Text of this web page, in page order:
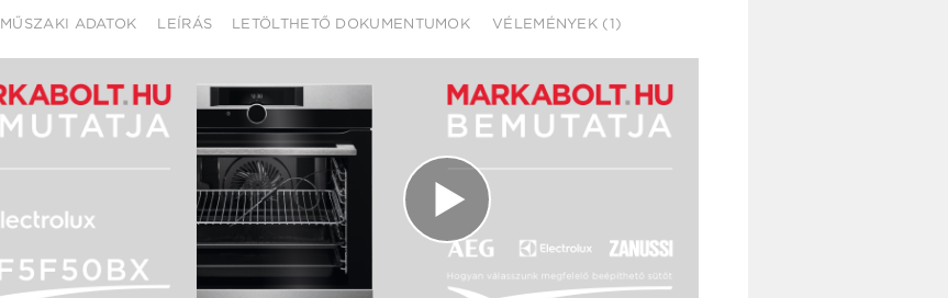
MŰSZAKI ADATOK LEÍRÁS LETÖLTHETŐ DOKUMENTUMOK VÉLEMÉNYEK (1)